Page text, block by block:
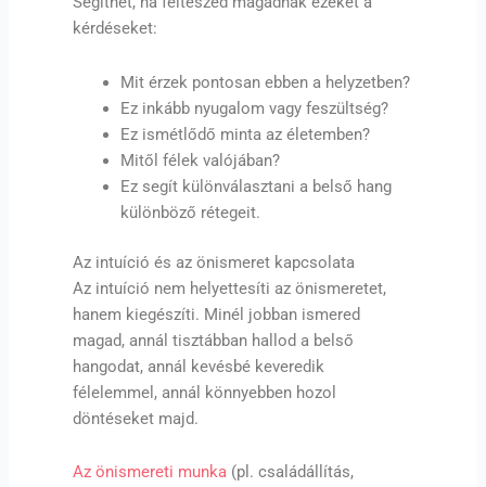
kérdéseket:
Mit érzek pontosan ebben a helyzetben?
Ez inkább nyugalom vagy feszültség?
Ez ismétlődő minta az életemben?
Mitől félek valójában?
Ez segít különválasztani a belső hang
különböző rétegeit.
Az intuíció és az önismeret kapcsolata
Az intuíció nem helyettesíti az önismeretet,
hanem kiegészíti. Minél jobban ismered
magad, annál tisztábban hallod a belső
hangodat, annál kevésbé keveredik
félelemmel, annál könnyebben hozol
döntéseket majd.
Az önismereti munka (pl. családállítás,